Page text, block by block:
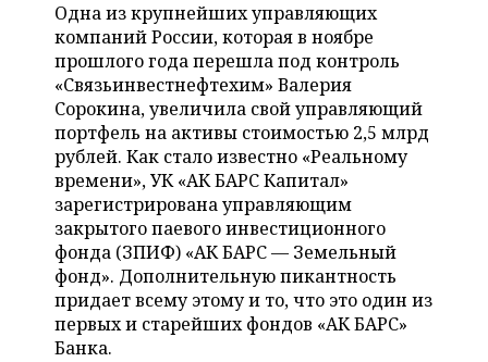
ОТКРЫТАЯ ЛЕКЦИЯ
БАСКЕТБОЛ
ВОЛЕЙБОЛ
КИБЕРСПОРТ
ФИГУРНОЕ КАТАНИЕ
ВОДНЫЕ ВИДЫ СПОРТА
ХОККЕЙ С МЯЧОМ
ИНФРАСТРУКТУРА
ИСТОРИЯ
КУЛЬТУРА
МЕДИЦИНА
ОБРАЗОВАНИЕ
ПРОИСШЕСТВИЯ
СПРАВОЧНИК
СПИСОК ПЕРСОН
СПИСОК КОМПАНИЙ
ПОЛНАЯ ВЕРСИЯ
Одна из крупнейших управляющих
компаний России, которая в ноябре
прошлого года перешла под контроль
«Связьинвестнефтехим» Валерия
Сорокина, увеличила свой управляющий
портфель на активы стоимостью 2,5 млрд
рублей. Как стало известно «Реальному
времени», УК «АК БАРС Капитал»
зарегистрирована управляющим
закрытого паевого инвестиционного
фонда (ЗПИФ) «АК БАРС — Земельный
фонд». Дополнительную пикантность
придает всему этому и то, что это один из
первых и старейших фондов «АК БАРС»
Банка.